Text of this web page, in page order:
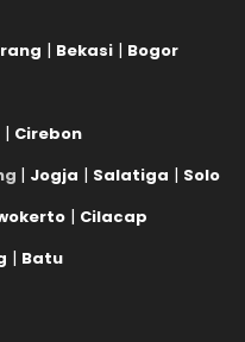
| Bekasi | Bogor
| Cirebon
| Jogja | Salatiga | Solo
| Cilacap
| Batu